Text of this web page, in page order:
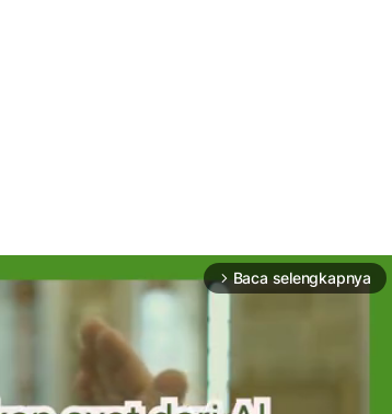
arrow_forward_ios Baca selengkapnya